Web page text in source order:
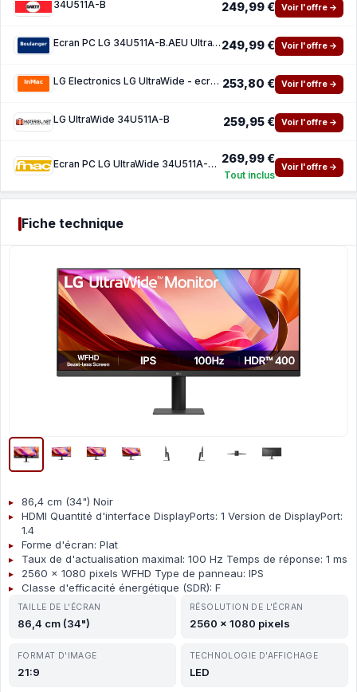
34U511A-B 249,99 € Voir l'offre →
Ecran PC LG 34U511A-B.AEU UltraWide IPS 34 249,99 € Voir l'offre →
LG Electronics LG UltraWide - ecran LED - 34 - IPS - 1 ms - HDMI, DisplayPort - Black 253,80 € Voir l'offre →
LG UltraWide 34U511A-B 259,95 € Voir l'offre →
Ecran PC LG UltraWide 34U511A-B 34 UWFHD 269,99 €
Tout inclus
Voir l'offre →
Fiche technique
86,4 cm (34") Noir
HDMI Quantité d'interface DisplayPorts: 1 Version de DisplayPort:
1.4
Forme d'écran: Plat
Taux de d'actualisation maximal: 100 Hz Temps de réponse: 1 ms
2560 x 1080 pixels WFHD Type de panneau: IPS
Classe d'efficacité énergétique (SDR): F
TAILLE DE L'ÉCRAN
86,4 cm (34")
RÉSOLUTION DE L'ÉCRAN
2560 x 1080 pixels
FORMAT D'IMAGE
21:9
TECHNOLOGIE D'AFFICHAGE
LED